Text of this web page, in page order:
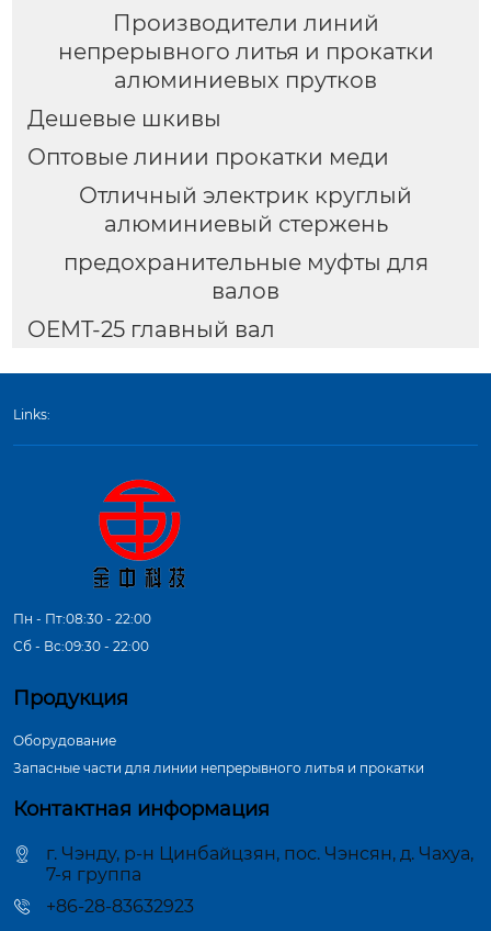
Производители линий
непрерывного литья и прокатки
алюминиевых прутков
Дешевые шкивы
Оптовые линии прокатки меди
Отличный электрик круглый
алюминиевый стержень
предохранительные муфты для
валов
OEMT-25 главный вал
Links:
Пн - Пт:08:30 - 22:00
Сб - Вс:09:30 - 22:00
Продукция
Оборудование
Запасные части для линии непрерывного литья и прокатки
Контактная информация
г. Чэнду, р-н Цинбайцзян, пос. Чэнсян, д. Чахуа,
7-я группа
+86-28-83632923